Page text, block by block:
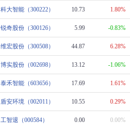
科大智能（300222） 10.73 1.80%
锐奇股份（300126） 5.99 -0.83%
维宏股份（300508） 44.87 6.28%
博实股份（002698） 13.12 -1.06%
泰禾智能（603656） 17.69 1.61%
盾安环境（002011） 10.55 0.29%
工智退（000584） 0.00 0.00%